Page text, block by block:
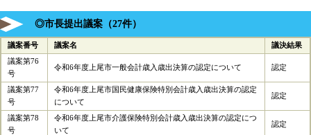
◎市長提出議案（27件）
議案番号 議案名 議決結果
議案第76
号
令和6年度上尾市一般会計歳入歳出決算の認定について 認定
議案第77
号
令和6年度上尾市国民健康保険特別会計歳入歳出決算の認定
について
認定
議案第78
号
令和6年度上尾市介護保険特別会計歳入歳出決算の認定につ
いて
認定